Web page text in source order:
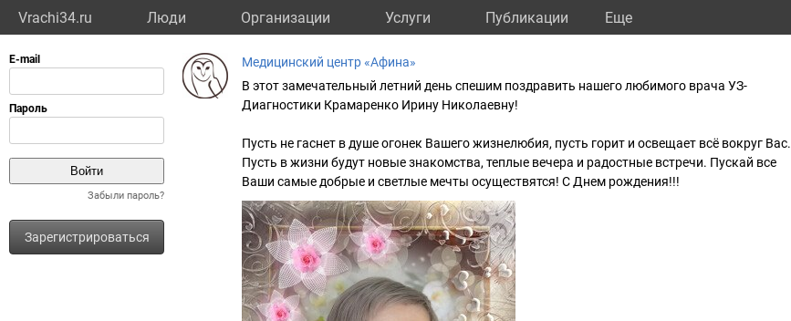
Vrachi34.ru Люди Организации Услуги Публикации Eще
Забыли пароль?
Зарегистрироваться
Медицинский центр «Афина»
В этот замечательный летний день спешим поздравить нашего любимого врача УЗ-
Диагностики Крамаренко Ирину Николаевну!
Пусть не гаснет в душе огонек Вашего жизнелюбия, пусть горит и освещает всё вокруг Вас.
Пусть в жизни будут новые знакомства, теплые вечера и радостные встречи. Пускай все
Ваши самые добрые и светлые мечты осуществятся! С Днем рождения!!!